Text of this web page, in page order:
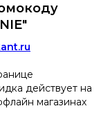
действует на
магазинах